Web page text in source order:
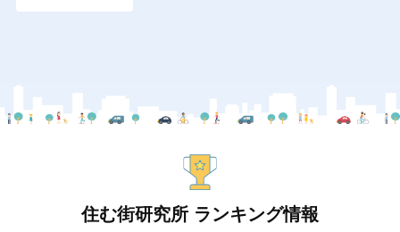
住む街研究所 ランキング情報